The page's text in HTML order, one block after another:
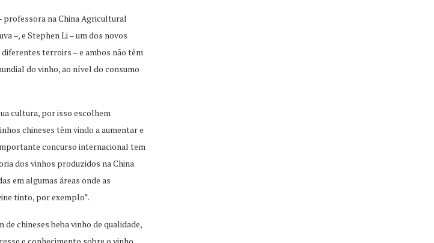
professora na China Agricultural
–, e Stephen Li – um dos novos
terroirs – e ambos não têm
do vinho, ao nível do consumo
cultura, por isso escolhem
chineses têm vindo a aumentar e
concurso internacional tem
dos vinhos produzidos na China
em algumas áreas onde as
tinto, por exemplo”.
chineses beba vinho de qualidade,